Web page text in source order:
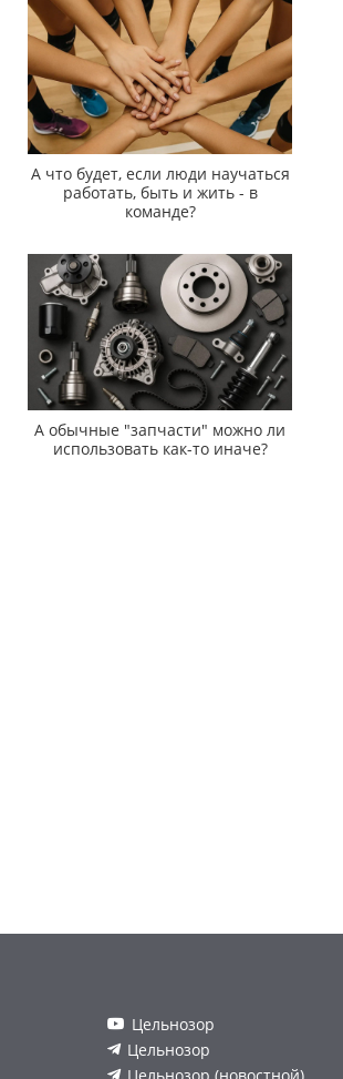
А что будет, если люди научаться
работать, быть и жить - в
команде?
А обычные "запчасти" можно ли
использовать как-то иначе?
Цельнозор
Цельнозор